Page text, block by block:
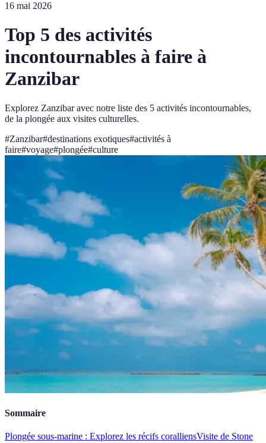
16 mai 2026
Top 5 des activités
incontournables à faire à
Zanzibar
Explorez Zanzibar avec notre liste des 5 activités incontournables,
de la plongée aux visites culturelles.
#Zanzibar#destinations exotiques#activités à
faire#voyage#plongée#culture
Sommaire
Plongée sous-marine : Explorez les récifs coralliensVisite de Stone